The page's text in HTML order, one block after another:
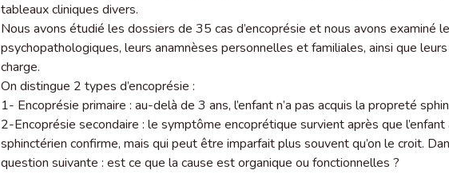
tableaux cliniques divers.
Nous avons étudié les dossiers de 35 cas d’encoprésie et nous avons examiné
psychopathologiques, leurs anamnèses personnelles et familiales, ainsi que
charge.
On distingue 2 types d’encoprésie :
1- Encoprésie primaire : au-delà de 3 ans, l’enfant n’a pas acquis la propreté
2-Encoprésie secondaire : le symptôme encoprétique survient après que
sphinctérien confirme, mais qui peut être imparfait plus souvent qu’on le croit.
question suivante : est ce que la cause est organique ou fonctionnelles ?